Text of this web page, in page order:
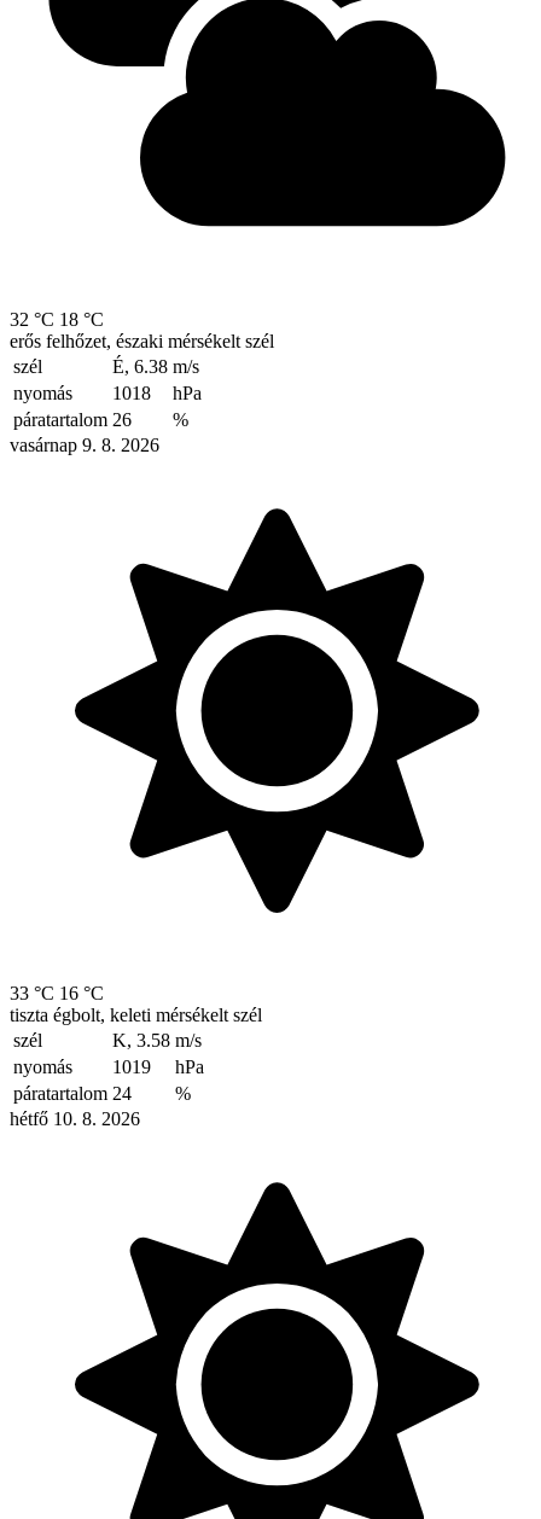
32 °C 18 °C
erős felhőzet, északi mérsékelt szél
szél
É, 6.38 m/s
nyomás
1018
hPa
páratartalom 26
%
vasárnap 9. 8. 2026
33 °C 16 °C
tiszta égbolt, keleti mérsékelt szél
szél
K, 3.58 m/s
nyomás
1019
hPa
páratartalom 24
%
hétfő 10. 8. 2026